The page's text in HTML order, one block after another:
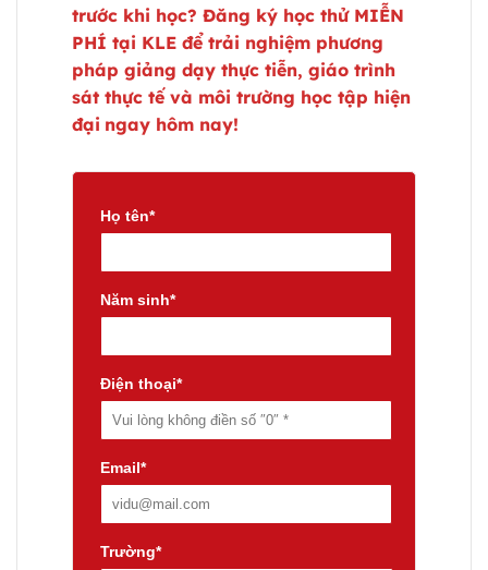
trước khi học? Đăng ký học thử MIỄN
PHÍ tại KLE để trải nghiệm phương
pháp giảng dạy thực tiễn, giáo trình
sát thực tế và môi trường học tập hiện
đại ngay hôm nay!